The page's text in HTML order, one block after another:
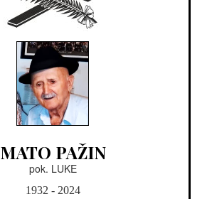
MATO PAŽIN
pok. LUKE
1932 - 2024